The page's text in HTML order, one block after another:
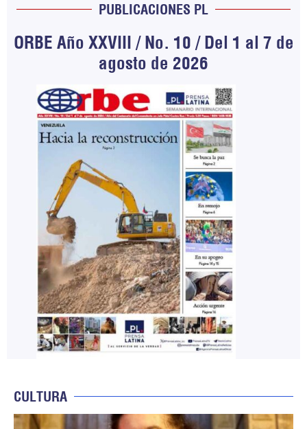
PUBLICACIONES PL
ORBE Año XXVIII / No. 10 / Del 1 al 7 de
agosto de 2026
CULTURA